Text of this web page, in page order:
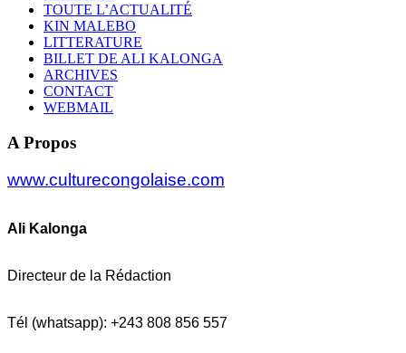
TOUTE L’ACTUALITÉ
KIN MALEBO
LITTERATURE
BILLET DE ALI KALONGA
ARCHIVES
CONTACT
WEBMAIL
A Propos
www.culturecongolaise.com
Ali Kalonga
Directeur de la Rédaction
Tél (whatsapp): +243 808 856 557